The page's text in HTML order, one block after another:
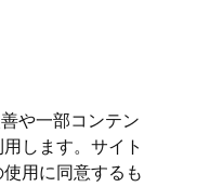
や一部コンテン
します。サイト
用に同意するも